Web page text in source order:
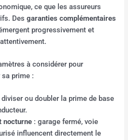
ce que les assureurs
Desgaranties complémentaires
progressivement et
à considérer pour
prime :
ou doubler la prime de base
nocturne : garage fermé, voie
influencent directement le